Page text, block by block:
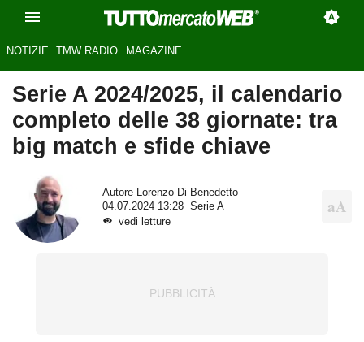
NOTIZIE TMW RADIO MAGAZINE
Serie A 2024/2025, il calendario
completo delle 38 giornate: tra
big match e sfide chiave
Autore Lorenzo Di Benedetto
04.07.2024 13:28
Serie A
vedi letture